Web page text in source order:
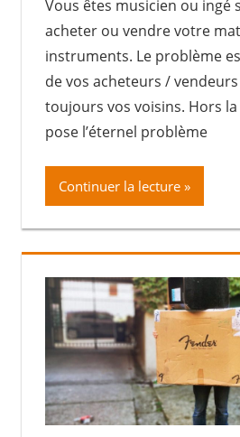
Vous êtes musicien ou ingé
acheter ou vendre votre
instruments. Le problème
de vos acheteurs /
toujours vos voisins. Hors
pose l’éternel problème
Continuer la lecture